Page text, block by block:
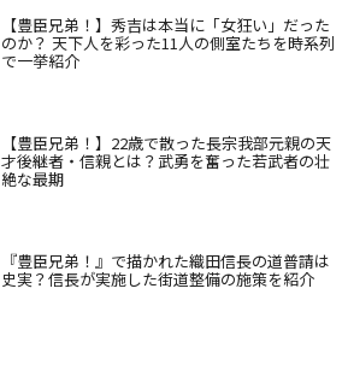
【豊臣兄弟！】秀吉は本当に「女狂い」だった
のか？ 天下人を彩った11人の側室たちを時系列
で一挙紹介
【豊臣兄弟！】22歳で散った長宗我部元親の天
才後継者・信親とは？武勇を奮った若武者の壮
絶な最期
『豊臣兄弟！』で描かれた織田信長の道普請は
史実？信長が実施した街道整備の施策を紹介